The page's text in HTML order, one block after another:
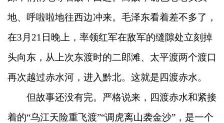
地、呼啦啦地往西边冲来。毛泽东看着差不多了，
在3月21日晚上，率领红军在敌军的缝隙处立刻掉
头向东，从上次东渡时的二郎滩、太平渡两个渡口
再次越过赤水河，进入黔北。这就是四渡赤水。
但故事还没有完。严格说来，四渡赤水和紧接
着的“乌江天险重飞渡”“调虎离山袭金沙”，是一个